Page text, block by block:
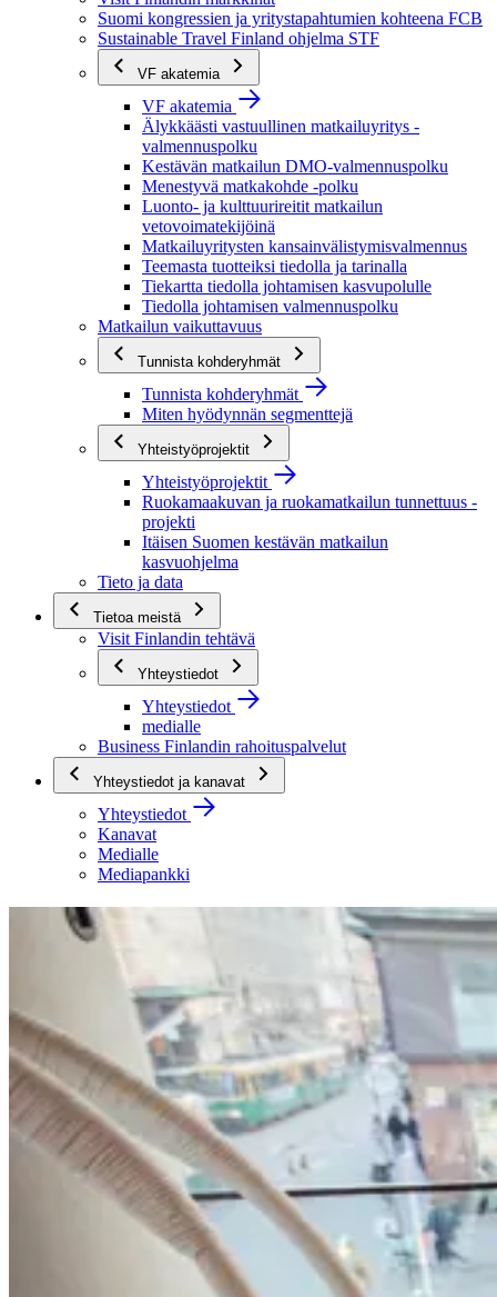
Suomi kongressien ja yritystapahtumien kohteena FCB
Sustainable Travel Finland ohjelma STF
VF akatemia
VF akatemia
Älykkäästi vastuullinen matkailuyritys -
valmennuspolku
Kestävän matkailun DMO-valmennuspolku
Menestyvä matkakohde -polku
Luonto- ja kulttuurireitit matkailun
vetovoimatekijöinä
Matkailuyritysten kansainvälistymisvalmennus
Teemasta tuotteiksi tiedolla ja tarinalla
Tiekartta tiedolla johtamisen kasvupolulle
Tiedolla johtamisen valmennuspolku
Matkailun vaikuttavuus
Tunnista kohderyhmät
Tunnista kohderyhmät
Miten hyödynnän segmenttejä
Yhteistyöprojektit
Yhteistyöprojektit
Ruokamaakuvan ja ruokamatkailun tunnettuus -
projekti
Itäisen Suomen kestävän matkailun
kasvuohjelma
Tieto ja data
Tietoa meistä
Visit Finlandin tehtävä
Yhteystiedot
Yhteystiedot
medialle
Business Finlandin rahoituspalvelut
Yhteystiedot ja kanavat
Yhteystiedot
Kanavat
Medialle
Mediapankki